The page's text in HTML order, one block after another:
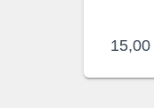
15,00